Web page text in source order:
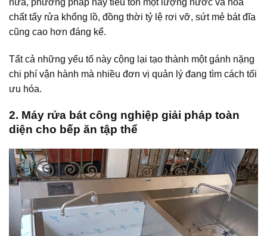
chất tẩy rửa khổng lồ, đồng thời tỷ lệ rơi vỡ, sứt mẻ bát đĩa
cũng cao hơn đáng kể.
Tất cả những yếu tố này cộng lại tạo thành một gánh nặng
chi phí vận hành mà nhiều đơn vị quản lý đang tìm cách tối
ưu hóa.
2. Máy rửa bát công nghiệp giải pháp toàn
diện cho bếp ăn tập thể